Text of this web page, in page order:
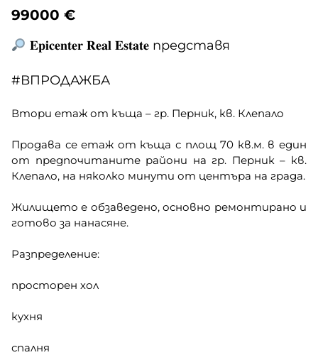
99000 €
𝐄𝐩𝐢𝐜𝐞𝐧𝐭𝐞𝐫 𝐑𝐞𝐚𝐥 𝐄𝐬𝐭𝐚𝐭𝐞 представя
#ВПРОДАЖБА
Втори етаж от къща – гр. Перник, кв. Клепало
Продава се етаж от къща с площ 70 кв.м. в един
от предпочитаните райони на гр. Перник – кв.
Клепало, на няколко минути от центъра на града.
Жилището е обзаведено, основно ремонтирано и
готово за нанасяне.
Разпределение:
просторен хол
кухня
спалня